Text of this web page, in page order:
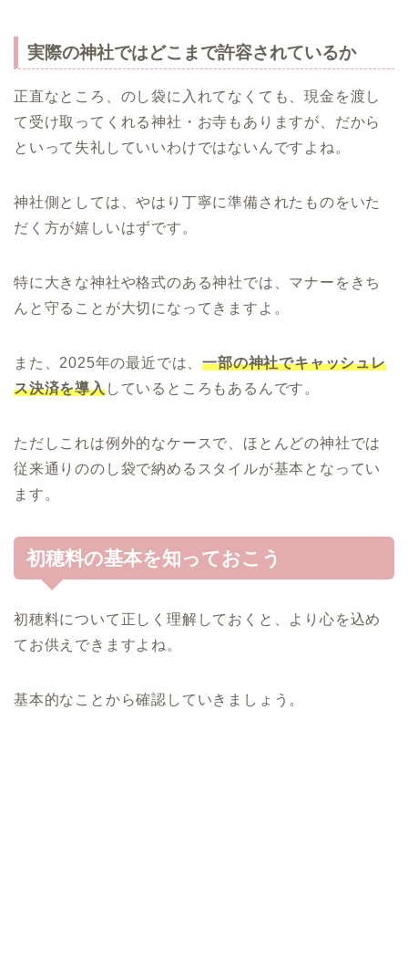
実際の神社ではどこまで許容されているか
正直なところ、のし袋に入れてなくても、現金を渡し
て受け取ってくれる神社・お寺もありますが、だから
といって失礼していいわけではないんですよね。
神社側としては、やはり丁寧に準備されたものをいた
だく方が嬉しいはずです。
特に大きな神社や格式のある神社では、マナーをきち
んと守ることが大切になってきますよ。
また、2025年の最近では、一部の神社でキャッシュレ
ス決済を導入しているところもあるんです。
ただしこれは例外的なケースで、ほとんどの神社では
従来通りののし袋で納めるスタイルが基本となってい
ます。
初穂料の基本を知っておこう
初穂料について正しく理解しておくと、より心を込め
てお供えできますよね。
基本的なことから確認していきましょう。